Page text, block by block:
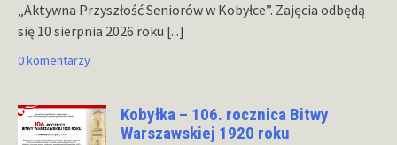
„Aktywna Przyszłość Seniorów w Kobyłce”. Zajęcia odbędą
się 10 sierpnia 2026 roku [...]
0 komentarzy
Kobyłka – 106. rocznica Bitwy
Warszawskiej 1920 roku